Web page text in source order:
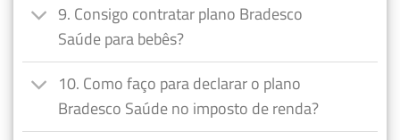
9. Consigo contratar plano Bradesco
Saúde para bebês?
10. Como faço para declarar o plano
Bradesco Saúde no imposto de renda?